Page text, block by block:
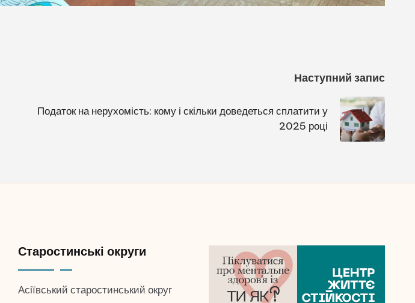
Наступний запис
Податок на нерухомість: кому і скільки доведеться сплатити у
2025 році
Старостинські округи
Асіївський старостинський округ